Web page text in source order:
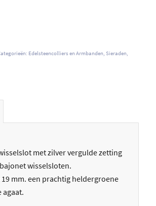
Edelsteencolliers en Armbanden Sieraden
met zilver vergulde zetting
wisselsloten.
19 mm. een prachtig heldergroene
agaat.